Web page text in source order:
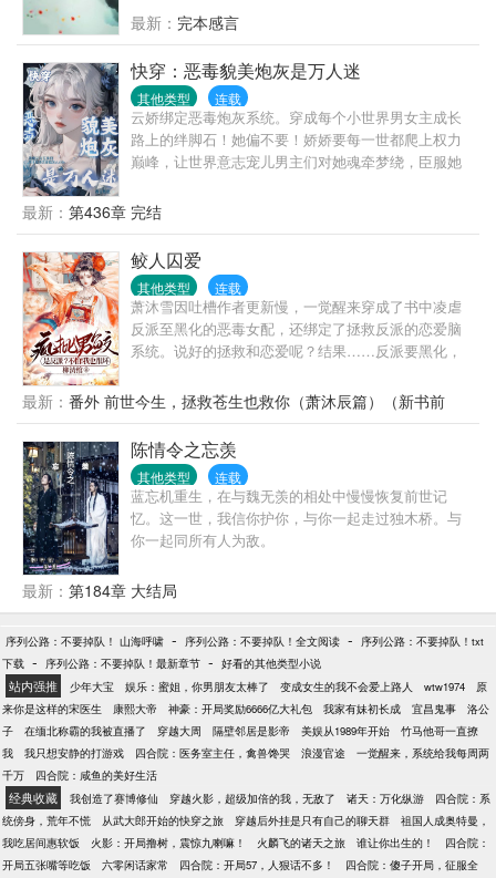
最新： 完本感言
快穿：恶毒貌美炮灰是万人迷
其他类型 连载
云娇绑定恶毒炮灰系统。穿成每个小世界男女主成长
路上的绊脚石！她偏不要！娇娇要每一世都爬上权力
巅峰，让世界意志宠儿男主们对她魂牵梦绕，臣服她
娇是村花，为得到荣华富贵和高贵身份，她抢夺女主
对皇子男主的救命之恩，冒领女主的身世，村花摇身
一变成将门嫡女。直到被拆穿真相，云娇本该被人抛
弃。却被所有人宠爱地无法无天，变本加厉。世界
二：网恋网骗男人们钱的小坏蛋：1.无cp(如果写出高
人气男主，番外可转正。)2.女主恶毒娇气笨蛋美人！
(愚蠢却实在美丽)3.女主颜值天花板，看过她脸的人都
会爱上她！4.无脑爽文
最新： 第436章 完结
鲛人囚爱
其他类型 连载
萧沐雪因吐槽作者更新慢，一觉醒来穿成了书中凌虐
反派至黑化的恶毒女配，还绑定了拯救反派的恋爱脑
系统。说好的拯救和恋爱呢？结果……反派要黑化，
人，萧沐雪递刀。反派要自杀，萧沐雪……长得这么
好看，死了可惜了，不如给我做成鲛人蛹，挂在房间
当装饰品吧！……他乃鲛族皇子，生来便有神灵根，
注定会成为下一任海神，然而却一朝修为被废，神灵
根被夺，父母被杀，沦为人族妖宠。他心灰意冷，发
誓要屠尽三界。直到遇见她……人人都劝他要宽恕众
生。她却说：“善解人意是什么东西？委屈你自己，让
别人开心吗？”她说：“既往不咎太虚伪，我喜欢风水轮
系。”于是他在她的偏爱下，尽情发疯。众人都道她助
纣为掠。她却说：“我就是这么护短，不分青红皂白，
只分关系好坏！”
最新： 番外 前世今生，拯救苍生也救你（萧沐辰篇）（新书前
传）
陈情令之忘羡
其他类型 连载
蓝忘机重生，在与魏无羡的相处中慢慢恢复前世记
忆。这一世，我信你护你，与你一起走过独木桥。与
你一起同所有人为敌。
最新： 第184章 大结局
序列公路：不要掉队！ 山海呼啸 - 序列公路：不要掉队！全文阅读 -
序列公路：不要掉队！txt
下载 - 序列公路：不要掉队！最新章节 - 好看的其他类型小说
站内强推 少年大宝 娱乐：蜜姐，你男朋友太棒了 变成女生的我不会爱上路人 wtw1974
原
来你是这样的宋医生
康熙大帝 神豪：开局奖励6666亿大礼包 我家有妹初长成 宜昌鬼事
洛公
子
在缅北称霸的我被直播了 穿越大周 隔壁邻居是影帝 美娱从1989年开始
竹马他哥一直撩
我
我只想安静的打游戏 四合院：医务室主任，禽兽馋哭 浪漫官途
一觉醒来，系统给我每周两
千万
四合院：咸鱼的美好生活
经典收藏 我创造了赛博修仙 穿越火影，超级加倍的我，无敌了 诸天：万化纵游
四合院：系
统傍身，荒年不慌
从武大郎开始的快穿之旅 穿越后外挂是只有自己的聊天群
祖国人成奥特曼，
我吃居间惠软饭
火影：开局撸树，震惊九喇嘛！ 火麟飞的诸天之旅 谁让你出生的！
四合院：
开局五张嘴等吃饭
六零闲话家常 四合院：开局57，人狠话不多！
四合院：傻子开局，征服全